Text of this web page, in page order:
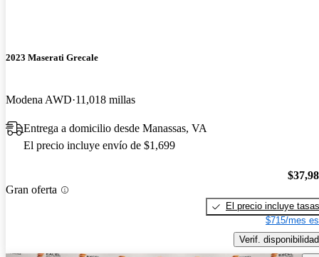
2023 Maserati Grecale
Modena AWD 11,018 millas
Entrega a domicilio desde Manassas, VA
El precio incluye envío de $1,699
Gran oferta
El precio incluye tasas
$715/mes
Verif. disponibilidad